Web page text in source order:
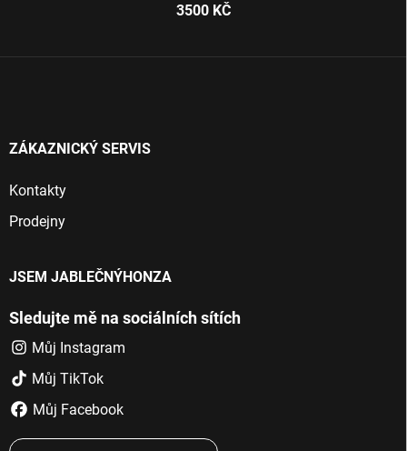
3500 KČ
ZÁKAZNICKÝ SERVIS
Kontakty
Prodejny
JSEM JABLEČNÝHONZA
Sledujte mě na sociálních sítích
Můj Instagram
Můj TikTok
Můj Facebook